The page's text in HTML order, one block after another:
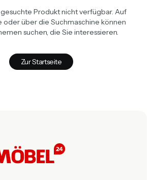
Produkt nicht verfügbar. Auf
oder über die Suchmaschine können
suchen, die Sie interessieren.
Zur Startseite